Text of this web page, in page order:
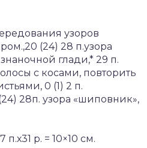
узоров
(24) 28 п.узора
глади,* 29 п.
с косами, повторить
0 (1) 2 п.
28п. узора «шиповник»,
п.х31 р. = 10×10 см.